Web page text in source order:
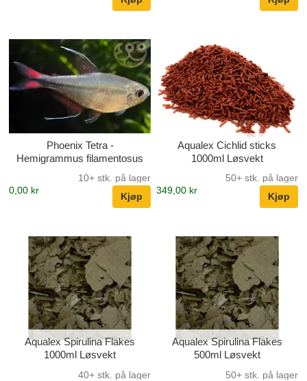
Phoenix Tetra -
Hemigrammus filamentosus
10+ stk. på lager
0,00 kr
Aqualex Cichlid sticks
1000ml Løsvekt
50+ stk. på lager
349,00 kr
Aqualex Spirulina Flakes
1000ml Løsvekt
40+ stk. på lager
Aqualex Spirulina Flakes
500ml Løsvekt
50+ stk. på lager